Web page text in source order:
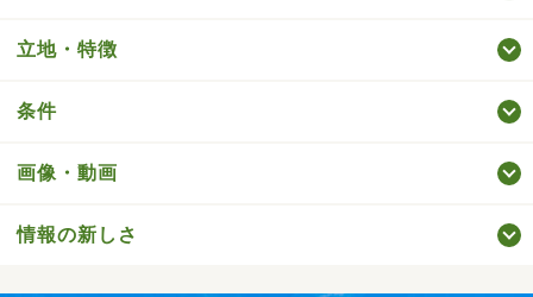
立地・特徴
条件
画像・動画
情報の新しさ